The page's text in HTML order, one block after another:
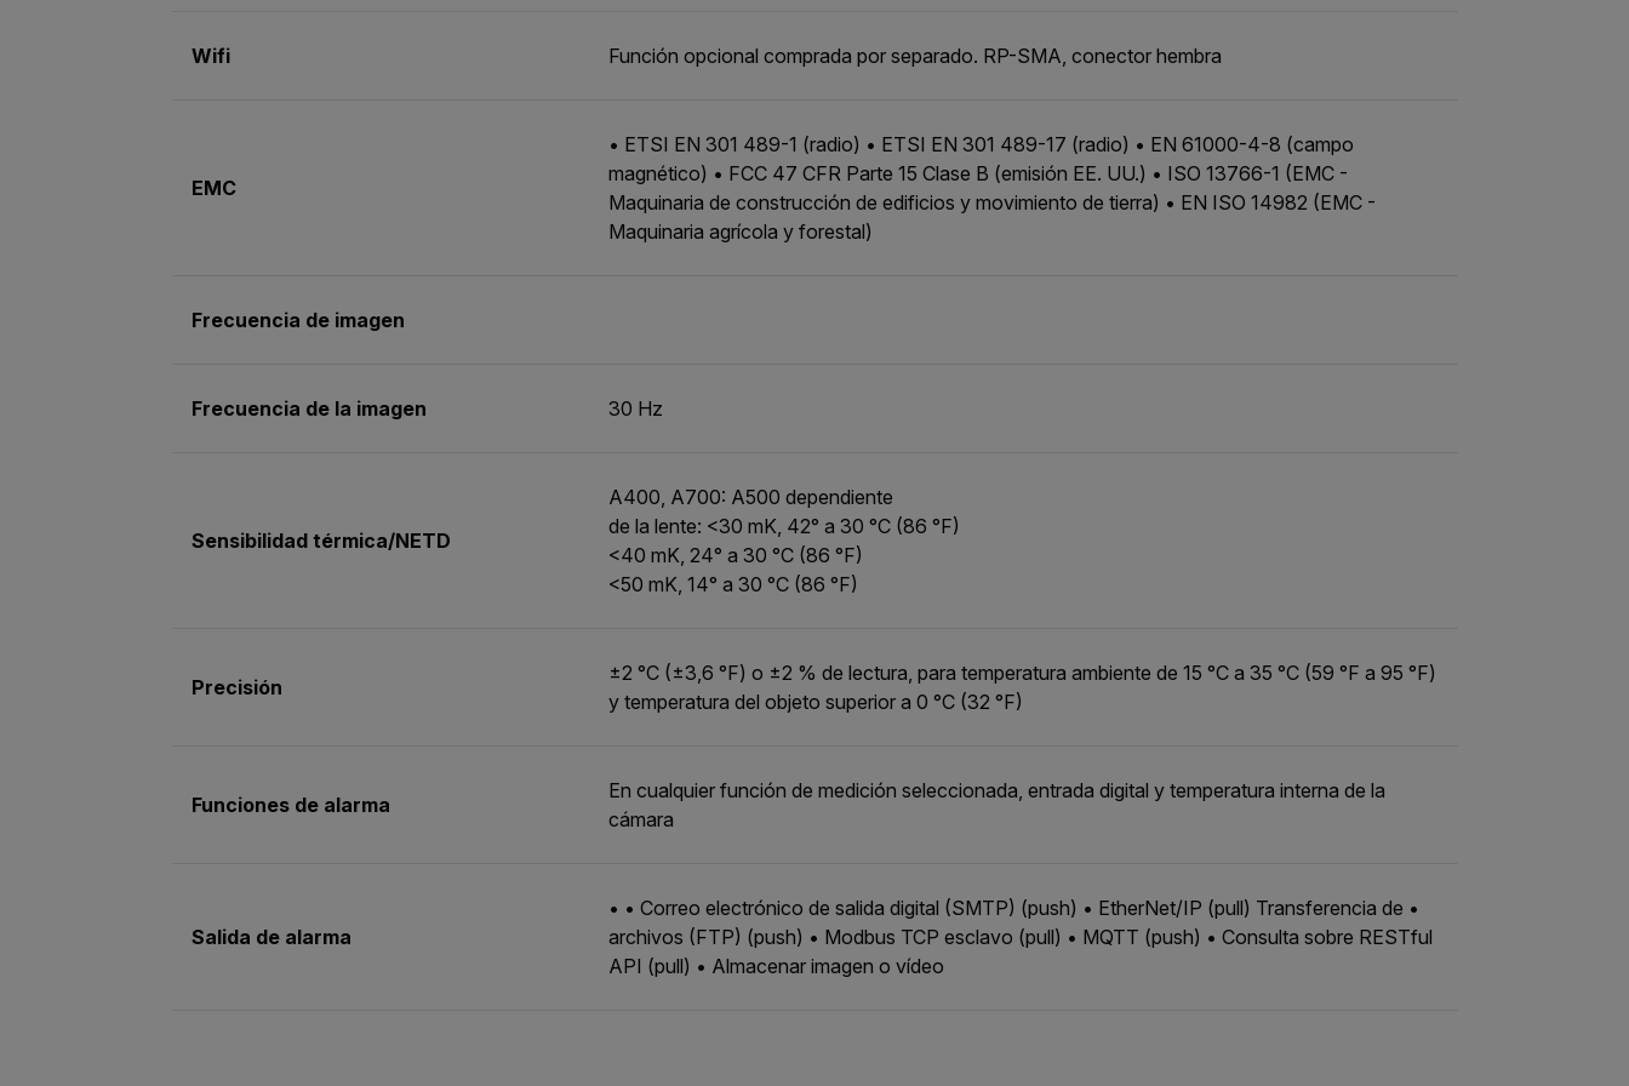
Wifi Función opcional comprada por separado. RP-SMA, conector hembra
EMC
• ETSI EN 301 489-1 (radio) • ETSI EN 301 489-17 (radio) • EN 61000-4-8 (campo
magnético) • FCC 47 CFR Parte 15 Clase B (emisión EE. UU.) • ISO 13766-1 (EMC -
Maquinaria de construcción de edificios y movimiento de tierra) • EN ISO 14982 (EMC -
Maquinaria agrícola y forestal)
Frecuencia de imagen
Frecuencia de la imagen 30 Hz
Sensibilidad térmica/NETD
A400, A700: A500 dependiente
de la lente: <30 mK, 42° a 30 °C (86 °F)
<40 mK, 24° a 30 °C (86 °F)
<50 mK, 14° a 30 °C (86 °F)
Precisión
±2 °C (±3,6 °F) o ±2 % de lectura, para temperatura ambiente de 15 °C a 35 °C (59 °F a 95 °F)
y temperatura del objeto superior a 0 °C (32 °F)
Funciones de alarma
En cualquier función de medición seleccionada, entrada digital y temperatura interna de la
cámara
Salida de alarma
• • Correo electrónico de salida digital (SMTP) (push) • EtherNet/IP (pull) Transferencia de •
archivos (FTP) (push) • Modbus TCP esclavo (pull) • MQTT (push) • Consulta sobre RESTful
API (pull) • Almacenar imagen o vídeo